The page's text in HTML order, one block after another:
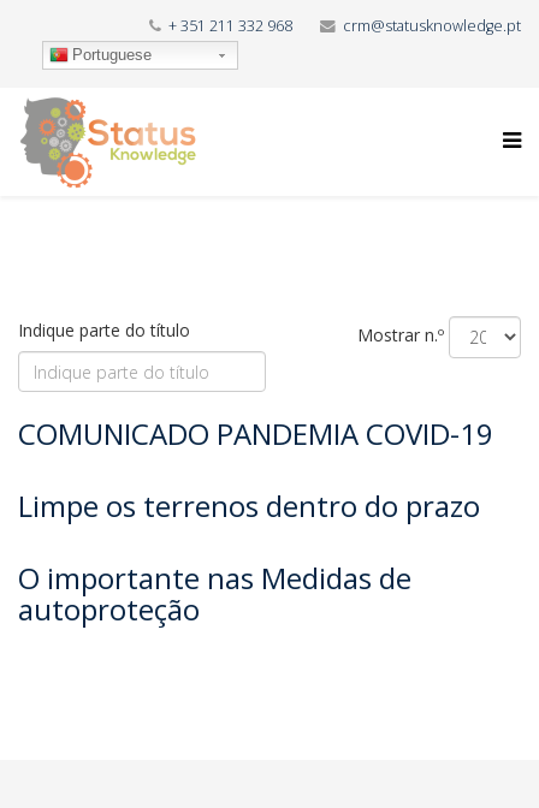
+ 351 211 332 968 crm@statusknowledge.pt
Portuguese
Indique parte do título Mostrar n.º
COMUNICADO PANDEMIA COVID-19
Limpe os terrenos dentro do prazo
O importante nas Medidas de
autoproteção